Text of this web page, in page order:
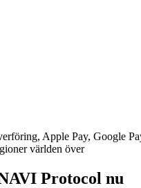
Apple Pay, Google
världen över
Protocol nu